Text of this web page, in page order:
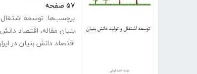
۵۷ صفحه
برچسب‌ها: توسعه اشتغال
بنیان مقاله، اقتصاد دانش
اقتصاد دانش بنیان در